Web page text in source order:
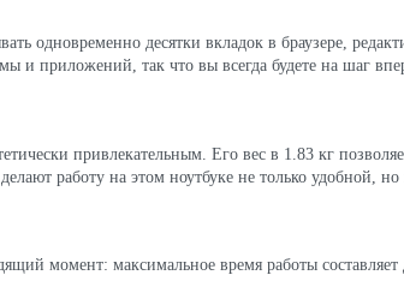
одновременно десятки вкладок в браузере,
и приложений, так что вы всегда будете на шаг
привлекательным. Его вес в 1.83 кг
работу на этом ноутбуке не только удобной, но
момент: максимальное время работы